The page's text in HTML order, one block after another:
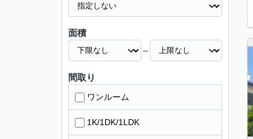
面積
～
間取り
ワンルーム
1K/1DK/1LDK